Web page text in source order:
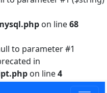
on line68
to parameter #1
in
on line4